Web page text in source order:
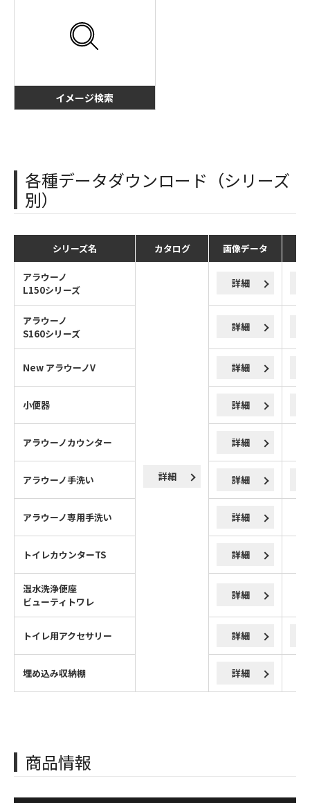
イメージ検索
各種データダウンロード（シリーズ
別）
シリーズ名 カタログ 画像データ
アラウーノ
L150シリーズ
詳細
詳細
アラウーノ
S160シリーズ
詳細
New アラウーノV 詳細
小便器 詳細
アラウーノカウンター 詳細
アラウーノ手洗い 詳細
アラウーノ専用手洗い 詳細
トイレカウンターTS 詳細
温水洗浄便座
ビューティトワレ
詳細
トイレ用アクセサリー 詳細
埋め込み収納棚 詳細
商品情報